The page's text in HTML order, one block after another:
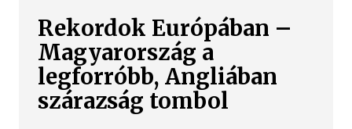
Rekordok Európában –
Magyarország a
legforróbb, Angliában
szárazság tombol